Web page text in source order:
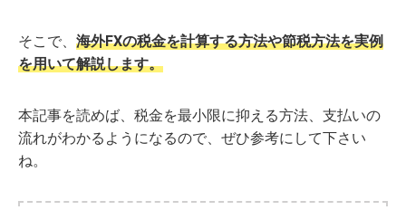
そこで、 海外FXの税金を計算する方法や節税方法を実例
を用いて解説します。
本記事を読めば、税金を最小限に抑える方法、支払いの
流れがわかるようになるので、ぜひ参考にして下さい
ね。